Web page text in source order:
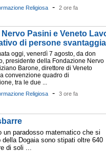
Religiosa - 2 ore fa
Pasini e Veneto
di persone
oggi, venerdì 7 agosto, da don
presidente della Fondazione Nervo
Barone, direttore di Veneto
convenzione quadro di
tra le due ...
Religiosa - 3 ore fa
un paradosso matematico che si
Dogaia sono stipati oltre 640
di soli ...